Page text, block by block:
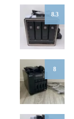
8.3
8